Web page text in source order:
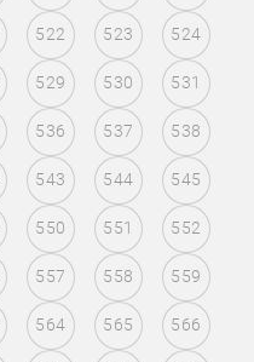
522 523 524
529 530 531
536 537 538
543 544 545
550 551 552
557 558 559
564 565 566